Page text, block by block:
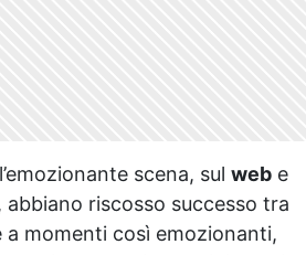
scena, sul web e
, abbiano riscosso successo tra
a momenti così emozionanti,